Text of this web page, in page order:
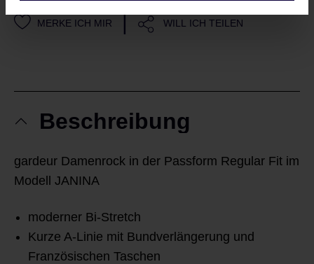
MERKE ICH MIR | WILL ICH TEILEN
Beschreibung
gardeur Damenrock in der Passform Regular Fit im
Modell JANINA
moderner Bi-Stretch
Kurze A-Linie mit Bundverlängerung und
Französischen Taschen